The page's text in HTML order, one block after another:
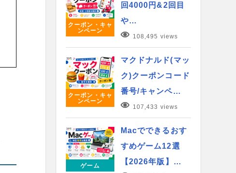
クーポン・キャ
ンペーン
回4000円&2回目
や…
108,495 views
クーポン・キャ
ンペーン
マクドナルド(マッ
ク)クーポンコード
番号/キャンペ…
107,433 views
ゲーム
Macでできるおす
すめゲーム12選
【2026年版】…